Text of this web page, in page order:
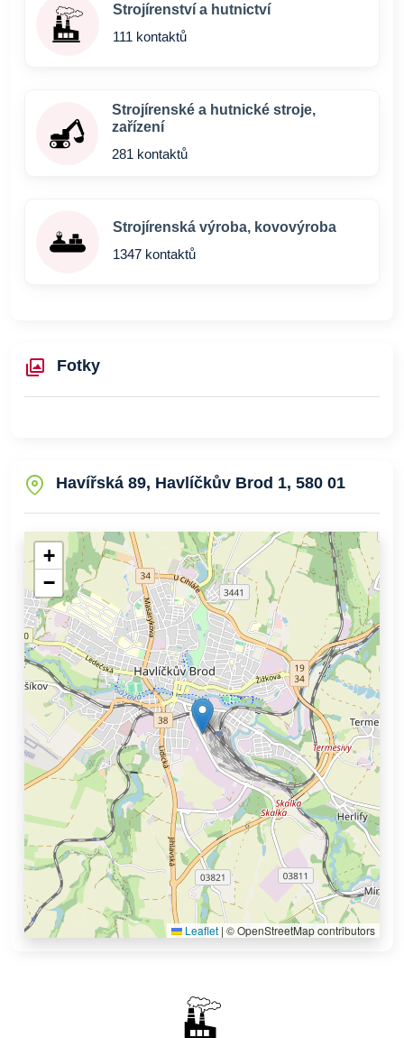
Strojírenství a hutnictví
111 kontaktů
Strojírenské a hutnické stroje,
zařízení
281 kontaktů
Strojírenská výroba, kovovýroba
1347 kontaktů
Fotky
Havířská 89, Havlíčkův Brod 1, 580 01
+
−
Leaflet | © OpenStreetMap contributors